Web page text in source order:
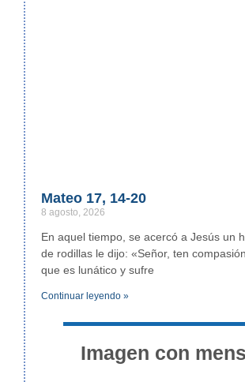
Mateo 17, 14-20
8 agosto, 2026
En aquel tiempo, se acercó a Jesús un
de rodillas le dijo: «Señor, ten
que es lunático y sufre
Continuar leyendo »
Imagen con